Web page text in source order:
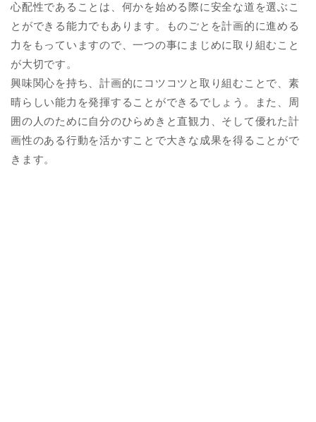
心配性であることは、何かを始める際に安全な道を選ぶこ
とができる能力でもあります。ものごとを計画的に進める
力をもっていますので、一つの事にまじめに取り組むこと
が大切です。
興味関心を持ち、計画的にコツコツと取り組むことで、素
晴らしい能力を発揮することができるでしょう。また、周
囲の人のために自分のひらめきと直観力、そして優れた計
画性のある行動を活かすことで大きな成果を得ることがで
きます。